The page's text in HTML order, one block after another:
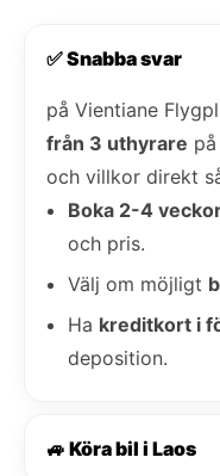
✅ Snabba svar
på Vientiane
från 3 uthyrare
och villkor direkt
Boka 2-4
och pris.
Välj om möjligt
Ha kreditkort i
deposition.
🚙 Köra bil i Laos